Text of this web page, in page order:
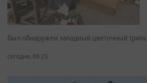
был обнаружен западный цветочный трипс
сегодня, 00:25